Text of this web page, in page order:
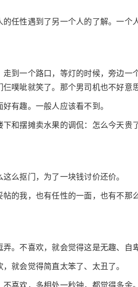
任性遇到了另一个人的了解。一个
到一个路口，等灯的时候，旁边一
噗呲就笑了。那个男司机也不好意
有趣。一般人应该看不到。
和摆摊卖水果的调侃：怎么今天贵
么抠门，为了一块钱讨价还价。
的我，也有任性的一面，也有不那
。不喜欢，就会觉得这是无趣、自
就会觉得简直太笨了、太丑了。
喜欢，多相处一秒钟，都觉得多余。